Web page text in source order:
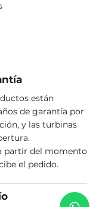
están
de garantía por
y las turbinas
partir del momento
el pedido.